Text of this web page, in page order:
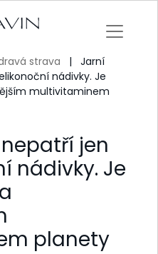
strava |
Jarní
nádivky. Je
multivitaminem
jen
nádivky. Je
planety